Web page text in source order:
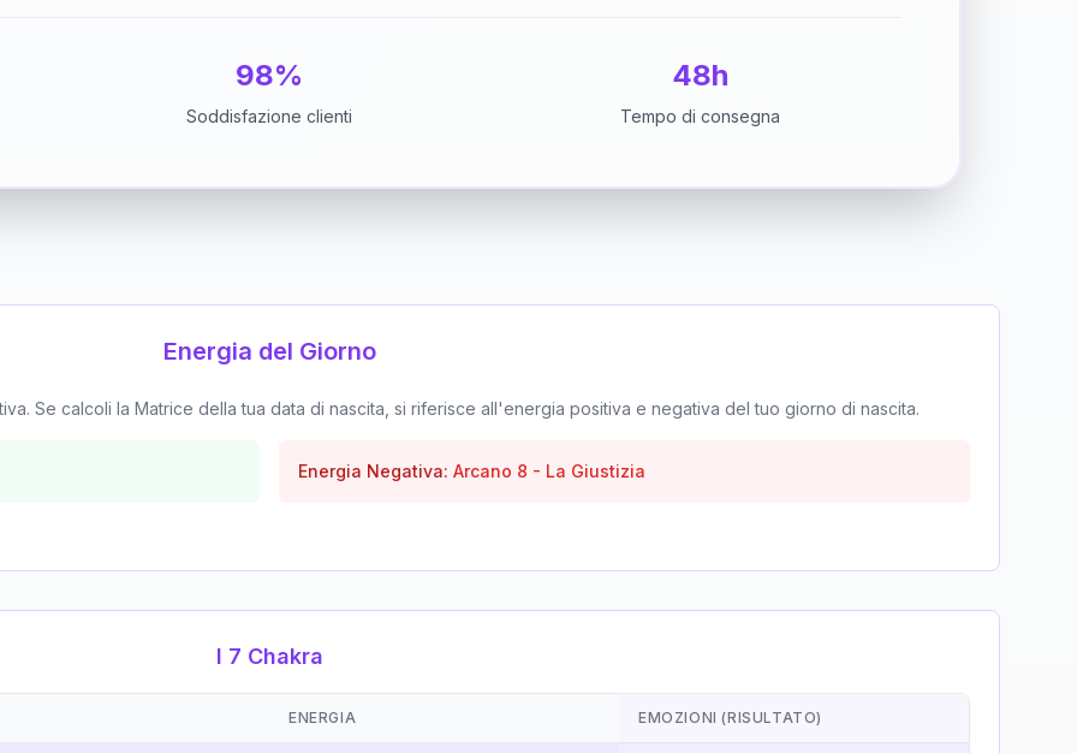
98%
Soddisfazione clienti
48h
Tempo di consegna
Energia del Giorno
Se calcoli la Matrice della tua data di nascita, si riferisce all'energia positiva e negativa del tuo giorno di nascita.
Energia Negativa: Arcano 8 - La Giustizia
I 7 Chakra
ENERGIA EMOZIONI (RISULTATO)